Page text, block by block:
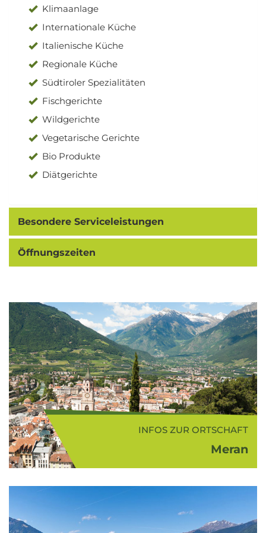
Klimaanlage
Internationale Küche
Italienische Küche
Regionale Küche
Südtiroler Spezialitäten
Fischgerichte
Wildgerichte
Vegetarische Gerichte
Bio Produkte
Diätgerichte
Besondere Serviceleistungen
Öffnungszeiten
INFOS ZUR ORTSCHAFT
Meran
Bergspitzen, sanften Weinhängen
und Mittelgebirgszügen. "Die